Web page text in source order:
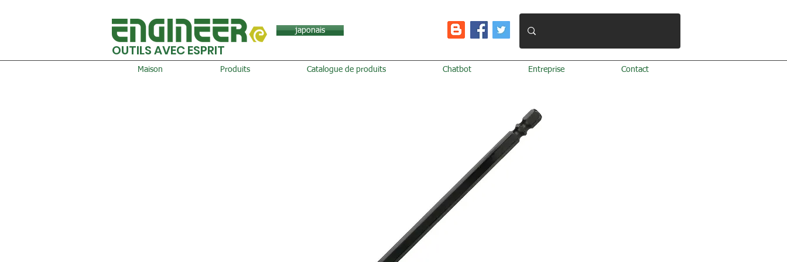
japonais
OUTILS AVEC ESPRIT
Maison Produits Catalogue de produits Chatbot Entreprise Contact